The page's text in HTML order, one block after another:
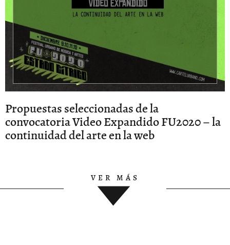
Propuestas seleccionadas de la
convocatoria Video Expandido FU2020 – la
continuidad del arte en la web
VER MÁS